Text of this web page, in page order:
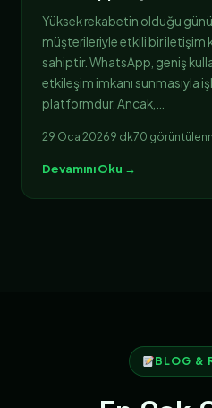
Yüksek rekabetin olduğu
müşterileriyle etkili bir iletişim
sahiptir. WhatsApp, geniş
etkileşim imkanı sunmasıyla
platformdur. Ancak,…
29 Oca 20269 dk70
Devamını Oku →
BLOG &